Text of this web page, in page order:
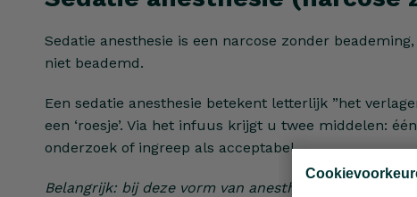
Sedatie anesthesie is een narcose zonder
niet beademd.
Een sedatie anesthesie betekent letterlijk ”het
een ‘roesje’. Via het infuus krijgt u twee middelen:
onderzoek of ingreep als acceptabel.
Belangrijk: bij deze vorm van anesthesie moet u voor